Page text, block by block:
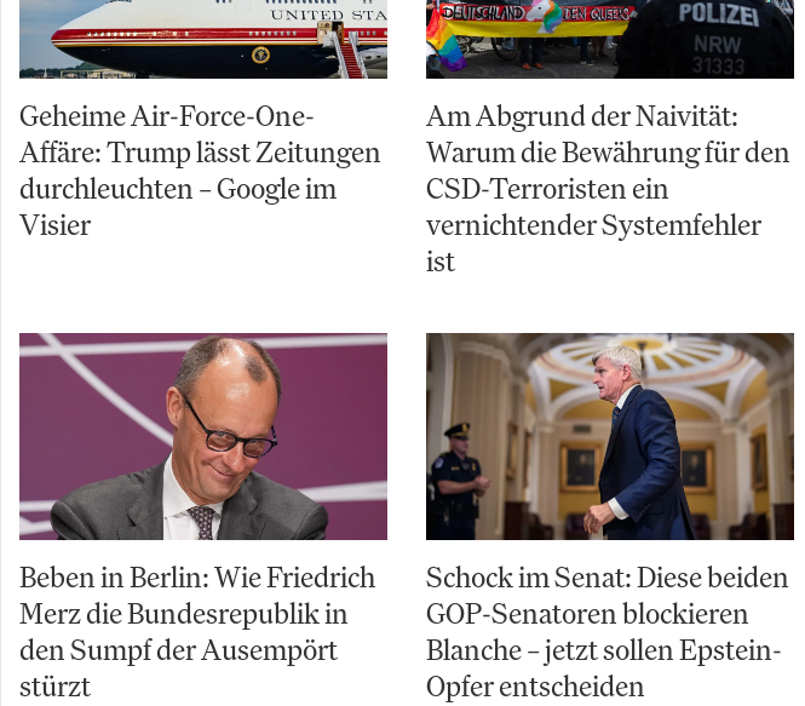
Geheime Air-Force-One-
Affäre: Trump lässt Zeitungen
durchleuchten – Google im
Visier
Am Abgrund der Naivität:
Warum die Bewährung für den
CSD-Terroristen ein
vernichtender Systemfehler
ist
Beben in Berlin: Wie Friedrich
Merz die Bundesrepublik in
den Sumpf der Ausempört
stürzt
Schock im Senat: Diese beiden
GOP-Senatoren blockieren
Blanche – jetzt sollen Epstein-
Opfer entscheiden